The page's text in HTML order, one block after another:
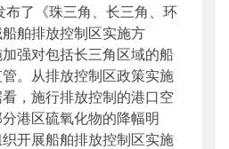
布了《珠三角、长三角、环
舶排放控制区实施方
强对包括长三角区域的船
。从排放控制区政策实施
，施行排放控制的港口空
港区硫氧化物的降幅明
开展船舶排放控制区实施